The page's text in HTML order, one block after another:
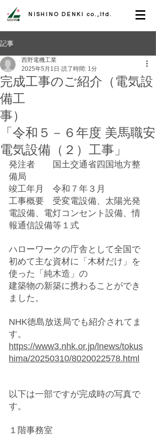
NISHINO DENKI co.,ltd.
記事
完成工事のご紹介（電気設
備工
事）
「令和５－６年度 美馬職安
電気設備（２）工事」
西野電機工業
2025年5月1日 読了時間: 1分
発注者　　国土交通省四国地方整
備局
竣工年月　令和７年３月
工事概要　受変電設備、太陽光発
電設備、電灯コンセント設備、情
報通信設備等１式
ハローワークの庁舎として全国で
初めて主な資材に「木材だけ」を
使った「純木造」の
建築物の新築に携わることができ
ました。
NHK徳島放送局でも紹介されてま
す。
https://www3.nhk.or.jp/lnews/tokus
hima/20250310/8020022578.html
以下は一部ですが完成時の写真で
す。
１階事務室